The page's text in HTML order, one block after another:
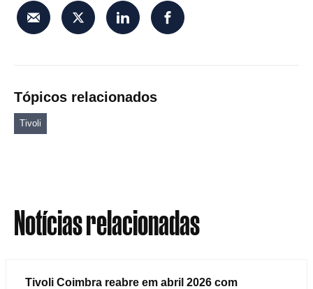
Tópicos relacionados
Tivoli
Notícias relacionadas
Tivoli Coimbra reabre em abril 2026 com